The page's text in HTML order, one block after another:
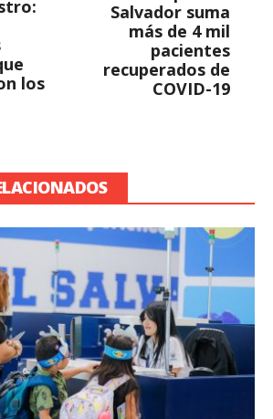
los
Salvador suma
más de 4 mil
pacientes
recuperados de
COVID-19